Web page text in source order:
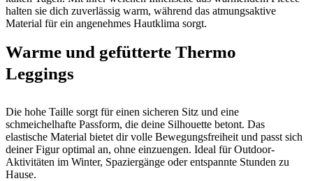
halten sie dich zuverlässig warm, während das atmungsaktive
Material für ein angenehmes Hautklima sorgt.
Warme und gefütterte Thermo
Leggings
Die hohe Taille sorgt für einen sicheren Sitz und eine
schmeichelhafte Passform, die deine Silhouette betont. Das
elastische Material bietet dir volle Bewegungsfreiheit und passt sich
deiner Figur optimal an, ohne einzuengen. Ideal für Outdoor-
Aktivitäten im Winter, Spaziergänge oder entspannte Stunden zu
Hause.